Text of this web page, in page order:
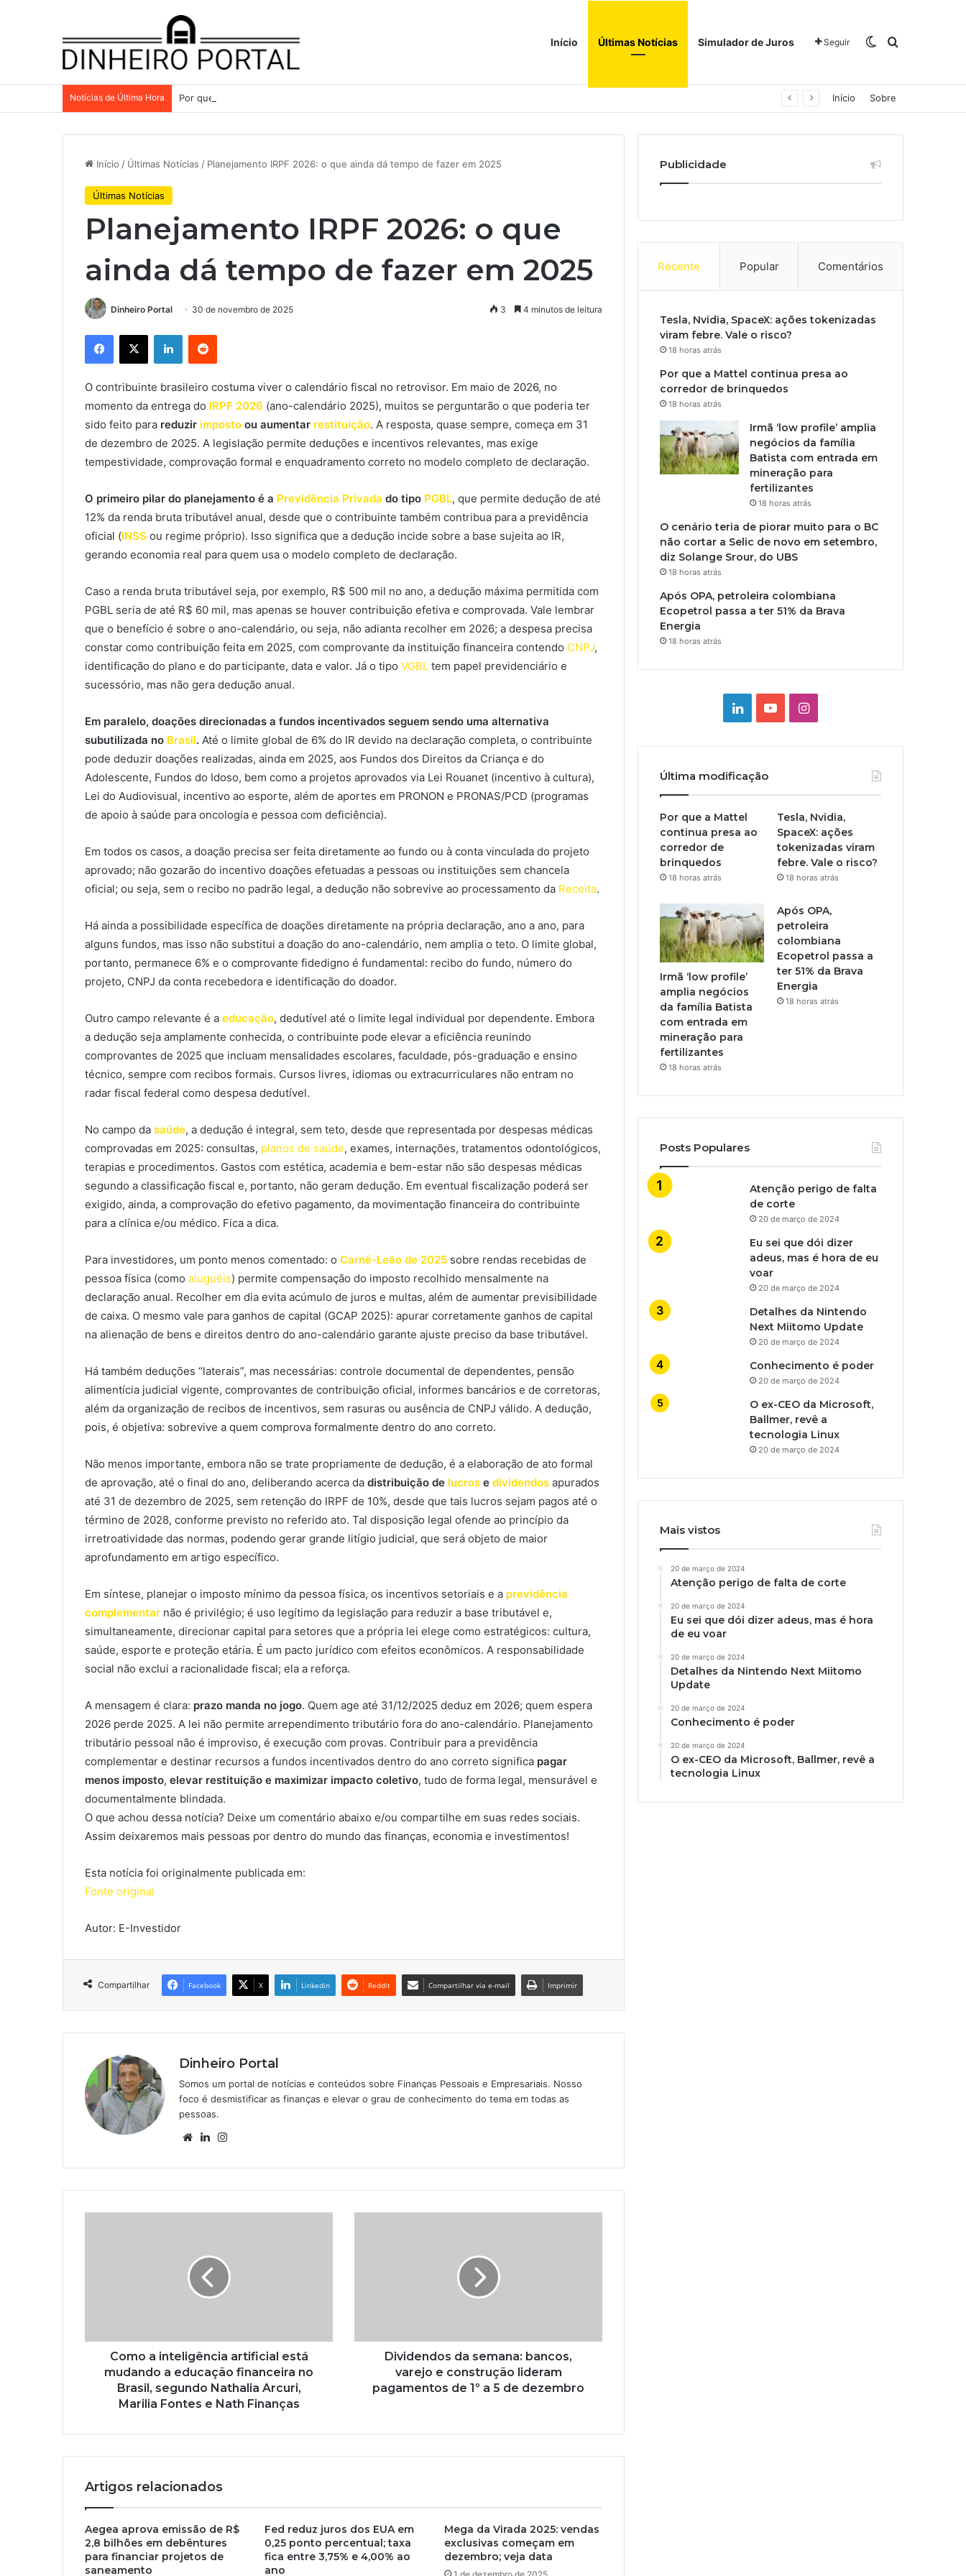
Início Últimas Notícias Simulador de Juros Seguir Switch skin
Procurar por
Notícias de Última Hora Por que a Mattel continua presa ao corredor de brinquedos Início Sobre
Início / Últimas Notícias / Planejamento IRPF 2026: o que ainda dá tempo de fazer em 2025
Últimas Notícias
Planejamento IRPF 2026: o que
ainda dá tempo de fazer em 2025
Dinheiro Portal 30 de novembro de 2025 3 4 minutos de leitura
Facebook
X LinkedinReddit
O contribuinte brasileiro costuma viver o calendário fiscal no retrovisor. Em maio de 2026, no
momento da entrega do IRPF 2026 (ano-calendário 2025), muitos se perguntarão o que poderia ter
sido feito para reduzir imposto ou aumentar restituição. A resposta, quase sempre, começa em 31
de dezembro de 2025. A legislação permite deduções e incentivos relevantes, mas exige
tempestividade, comprovação formal e enquadramento correto no modelo completo de declaração.
O primeiro pilar do planejamento é a Previdência Privada do tipo PGBL, que permite dedução de até
12% da renda bruta tributável anual, desde que o contribuinte também contribua para a previdência
oficial (INSS ou regime próprio). Isso significa que a dedução incide sobre a base sujeita ao IR,
gerando economia real para quem usa o modelo completo de declaração.
Caso a renda bruta tributável seja, por exemplo, R$ 500 mil no ano, a dedução máxima permitida com
PGBL seria de até R$ 60 mil, mas apenas se houver contribuição efetiva e comprovada. Vale lembrar
que o benefício é sobre o ano-calendário, ou seja, não adianta recolher em 2026; a despesa precisa
constar como contribuição feita em 2025, com comprovante da instituição financeira contendo CNPJ,
identificação do plano e do participante, data e valor. Já o tipo VGBL tem papel previdenciário e
sucessório, mas não gera dedução anual.
Em paralelo, doações direcionadas a fundos incentivados seguem sendo uma alternativa
subutilizada no Brasil. Até o limite global de 6% do IR devido na declaração completa, o contribuinte
pode deduzir doações realizadas, ainda em 2025, aos Fundos dos Direitos da Criança e do
Adolescente, Fundos do Idoso, bem como a projetos aprovados via Lei Rouanet (incentivo à cultura),
Lei do Audiovisual, incentivo ao esporte, além de aportes em PRONON e PRONAS/PCD (programas
de apoio à saúde para oncologia e pessoa com deficiência).
Em todos os casos, a doação precisa ser feita diretamente ao fundo ou à conta vinculada do projeto
aprovado; não gozarão do incentivo doações efetuadas a pessoas ou instituições sem chancela
oficial; ou seja, sem o recibo no padrão legal, a dedução não sobrevive ao processamento da Receita.
Há ainda a possibilidade específica de doações diretamente na própria declaração, ano a ano, para
alguns fundos, mas isso não substitui a doação do ano-calendário, nem amplia o teto. O limite global,
portanto, permanece 6% e o comprovante fidedigno é fundamental: recibo do fundo, número do
projeto, CNPJ da conta recebedora e identificação do doador.
Outro campo relevante é a educação, dedutível até o limite legal individual por dependente. Embora
a dedução seja amplamente conhecida, o contribuinte pode elevar a eficiência reunindo
comprovantes de 2025 que incluam mensalidades escolares, faculdade, pós-graduação e ensino
técnico, sempre com recibos formais. Cursos livres, idiomas ou extracurriculares não entram no
radar fiscal federal como despesa dedutível.
No campo da saúde, a dedução é integral, sem teto, desde que representada por despesas médicas
comprovadas em 2025: consultas, planos de saúde, exames, internações, tratamentos odontológicos,
terapias e procedimentos. Gastos com estética, academia e bem-estar não são despesas médicas
segundo a classificação fiscal e, portanto, não geram dedução. Em eventual fiscalização poderá ser
exigido, ainda, a comprovação do efetivo pagamento, da movimentação financeira do contribuinte
para a clínica e/ou médico. Fica a dica.
Para investidores, um ponto menos comentado: o Carnê-Leão de 2025 sobre rendas recebidas de
pessoa física (como aluguéis) permite compensação do imposto recolhido mensalmente na
declaração anual. Recolher em dia evita acúmulo de juros e multas, além de aumentar previsibilidade
de caixa. O mesmo vale para ganhos de capital (GCAP 2025): apurar corretamente ganhos de capital
na alienação de bens e direitos dentro do ano-calendário garante ajuste preciso da base tributável.
Há também deduções “laterais”, mas necessárias: controle documental de dependentes, pensão
alimentícia judicial vigente, comprovantes de contribuição oficial, informes bancários e de corretoras,
além da organização de recibos de incentivos, sem rasuras ou ausência de CNPJ válido. A dedução,
pois, é objetiva: sobrevive a quem comprova formalmente dentro do ano correto.
Não menos importante, embora não se trate propriamente de dedução, é a elaboração de ato formal
de aprovação, até o final do ano, deliberando acerca da distribuição de lucros e dividendos apurados
até 31 de dezembro de 2025, sem retenção do IRPF de 10%, desde que tais lucros sejam pagos até o
término de 2028, conforme previsto no referido ato. Tal disposição legal ofende ao princípio da
irretroatividade das normas, podendo gerar grande litígio judicial, que será objeto de maior
aprofundamento em artigo específico.
Em síntese, planejar o imposto mínimo da pessoa física, os incentivos setoriais e a previdência
complementar não é privilégio; é uso legítimo da legislação para reduzir a base tributável e,
simultaneamente, direcionar capital para setores que a própria lei elege como estratégicos: cultura,
saúde, esporte e proteção etária. É um pacto jurídico com efeitos econômicos. A responsabilidade
social não exclui a racionalidade fiscal; ela a reforça.
A mensagem é clara: prazo manda no jogo. Quem age até 31/12/2025 deduz em 2026; quem espera
2026 perde 2025. A lei não permite arrependimento tributário fora do ano-calendário. Planejamento
tributário pessoal não é improviso, é execução com provas. Contribuir para a previdência
complementar e destinar recursos a fundos incentivados dentro do ano correto significa pagar
menos imposto, elevar restituição e maximizar impacto coletivo, tudo de forma legal, mensurável e
documentalmente blindada.
O que achou dessa notícia? Deixe um comentário abaixo e/ou compartilhe em suas redes sociais.
Assim deixaremos mais pessoas por dentro do mundo das finanças, economia e investimentos!
Esta notícia foi originalmente publicada em:
Fonte original
Autor: E-Investidor
Compartilhar Facebook X Linkedin Reddit Compartilhar via e-mail Imprimir
Dinheiro Portal
Somos um portal de notícias e conteúdos sobre Finanças Pessoais e Empresariais. Nosso
foco é desmistificar as finanças e elevar o grau de conhecimento do tema em todas as
pessoas.
WebsiteLinkedin
Como a inteligência artificial está
mudando a educação financeira no
Brasil, segundo Nathalia Arcuri,
Marilia Fontes e Nath Finanças
Dividendos da semana: bancos,
varejo e construção lideram
pagamentos de 1º a 5 de dezembro
Artigos relacionados
Aegea aprova emissão de R$
2,8 bilhões em debêntures
para financiar projetos de
saneamento
Fed reduz juros dos EUA em
0,25 ponto percentual; taxa
fica entre 3,75% e 4,00% ao
ano
Mega da Virada 2025: vendas
exclusivas começam em
dezembro; veja data
Publicidade
Recente Popular Comentários
Tesla, Nvidia, SpaceX: ações tokenizadas
viram febre. Vale o risco?
18 horas atrás
Por que a Mattel continua presa ao
corredor de brinquedos
18 horas atrás
Irmã ‘low profile’ amplia
negócios da família
Batista com entrada em
mineração para
fertilizantes
18 horas atrás
O cenário teria de piorar muito para o BC
não cortar a Selic de novo em setembro,
diz Solange Srour, do UBS
18 horas atrás
Após OPA, petroleira colombiana
Ecopetrol passa a ter 51% da Brava
Energia
18 horas atrás
LinkedinYouTubeInstagram
Última modificação
Por que a Mattel
continua presa ao
corredor de
brinquedos
18 horas atrás
Tesla, Nvidia,
SpaceX: ações
tokenizadas viram
febre. Vale o risco?
18 horas atrás
Irmã ‘low profile’
amplia negócios
da família Batista
com entrada em
mineração para
fertilizantes
18 horas atrás
Após OPA,
petroleira
colombiana
Ecopetrol passa a
ter 51% da Brava
Energia
18 horas atrás
Posts Populares
Atenção perigo de falta
de corte
20 de março de 2024
Eu sei que dói dizer
adeus, mas é hora de eu
voar
20 de março de 2024
Detalhes da Nintendo
Next Miitomo Update
20 de março de 2024
Conhecimento é poder
20 de março de 2024
O ex-CEO da Microsoft,
Ballmer, revê a
tecnologia Linux
20 de março de 2024
Mais vistos
20 de março de 2024
Atenção perigo de falta de corte
20 de março de 2024
Eu sei que dói dizer adeus, mas é hora
de eu voar
20 de março de 2024
Detalhes da Nintendo Next Miitomo
Update
20 de março de 2024
Conhecimento é poder
20 de março de 2024
O ex-CEO da Microsoft, Ballmer, revê a
tecnologia Linux